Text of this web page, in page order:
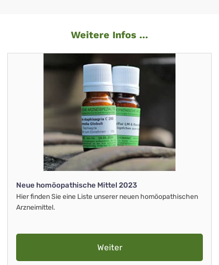
Weitere Infos ...
Neue homöopathische Mittel 2023
Hier finden Sie eine Liste unserer neuen homöopathischen
Arzneimittel.
Weiter